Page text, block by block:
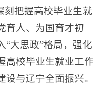
刻把握高校毕业生就
育人、为国育才初
“大思政”格局，强化
高校毕业生就业工作
与辽宁全面振兴。